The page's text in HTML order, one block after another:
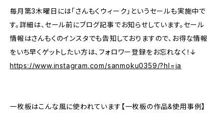
毎月第3木曜日には「さんもくウィーク」というセールも実施中で
す。詳細は、セール前にブログ記事でお知らせしています。セール
情報はさんもくのインスタでも告知しておりますので、お得な情報
をいち早くゲットしたい方は、フォロワー登録をお忘れなく！↓
https://www.instagram.com/sanmoku0359/?hl=ja
一枚板はこんな風に使われています【一枚板の作品&使用事例】